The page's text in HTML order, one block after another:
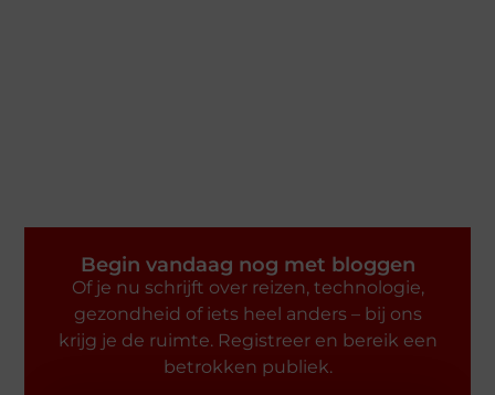
Begin vandaag nog met bloggen
Of je nu schrijft over reizen, technologie,
gezondheid of iets heel anders – bij ons
krijg je de ruimte. Registreer en bereik een
betrokken publiek.